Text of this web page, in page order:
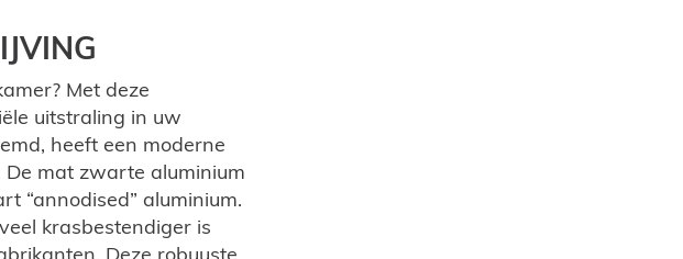
Met deze
uitstraling in uw
heeft een moderne
mat zwarte aluminium
“annodised” aluminium.
krasbestendiger is
Deze robuuste